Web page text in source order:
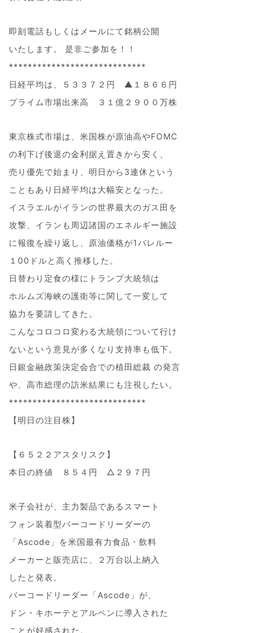
即刻電話もしくはメールにて銘柄公開
いたします。 是非ご参加を！！
*****************************
日経平均は、５３３７２円 ▲１８６６円
プライム市場出来高 ３１億２９００万株
東京株式市場は、米国株が原油高やFOMC
の利下げ後退の金利据え置きから安く、
売り優先で始まり、明日から3連休という
こともあり日経平均は大幅安となった。
イスラエルがイランの世界最大のガス田を
攻撃、イランも周辺諸国のエネルギー施設
に報復を繰り返し、原油価格が1バレルー
１00ドルと高く推移した。
日替わり定食の様にトランプ大統領は
ホルムズ海峡の護衛等に関して一変して
協力を要請してきた。
こんなコロコロ変わる大統領について行け
ないという意見が多くなり支持率も低下。
日銀金融政策決定会合での植田総裁 の発言
や、高市総理の訪米結果にも注視したい。
*****************************
【明日の注目株】
【６５２２アスタリスク】
本日の終値 ８５４円 △２９７円
米子会社が、主力製品であるスマート
フォン装着型バーコードリーダーの
「Ascode」を米国最有力食品・飲料
メーカーと販売店に、２万台以上納入
したと発表。
バーコードリーダー「Ascode」が、
ドン・キホーテとアルペンに導入された
ことが好感された。